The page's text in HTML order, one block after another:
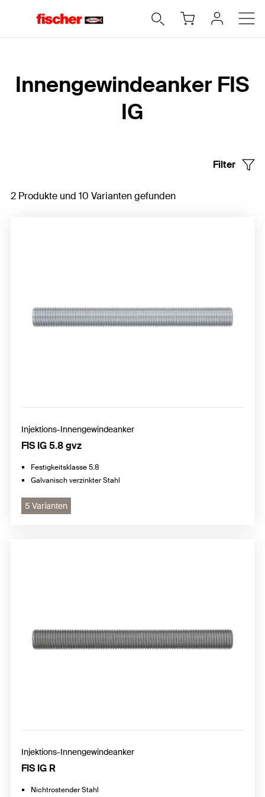
Innengewindeanker FIS
IG
Filter
2 Produkte und 10 Varianten gefunden
Injektions-Innengewindeanker
FIS IG 5.8 gvz
Festigkeitsklasse 5.8
Galvanisch verzinkter Stahl
5 Varianten
Injektions-Innengewindeanker
FIS IG R
Nichtrostender Stahl